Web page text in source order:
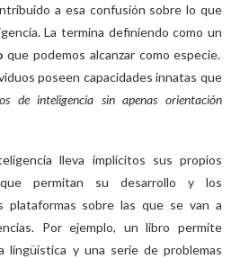
a esa confusión sobre lo que
La termina definiendo como un
que podemos alcanzar como especie.
poseen capacidades innatas que
de inteligencia sin apenas orientación
lleva implícitos sus propios
que permitan su desarrollo y los
plataformas sobre las que se van a
Por ejemplo, un libro permite
lingüística y una serie de problemas